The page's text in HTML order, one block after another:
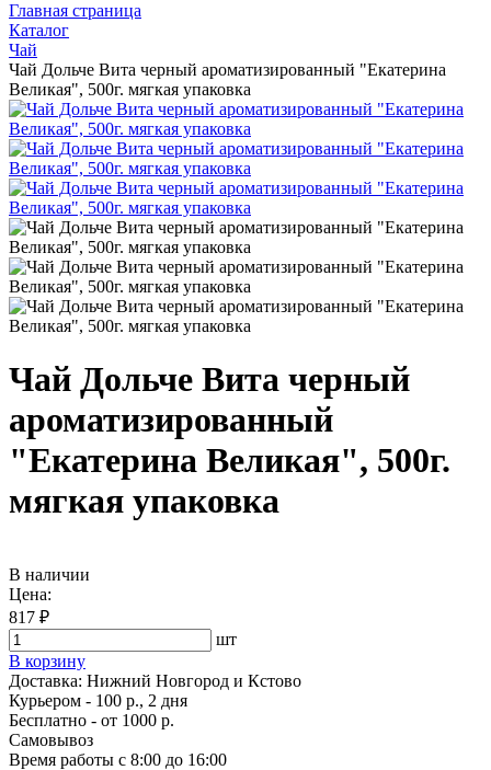
Главная страница
Каталог
Чай
Чай Дольче Вита черный ароматизированный "Екатерина
Великая", 500г. мягкая упаковка
Чай Дольче Вита черный
ароматизированный
"Екатерина Великая", 500г.
мягкая упаковка
В наличии
Цена:
817 ₽
шт
В корзину
Доставка: Нижний Новгород и Кстово
Курьером - 100 р., 2 дня
Бесплатно - от 1000 р.
Самовывоз
Время работы с 8:00 до 16:00